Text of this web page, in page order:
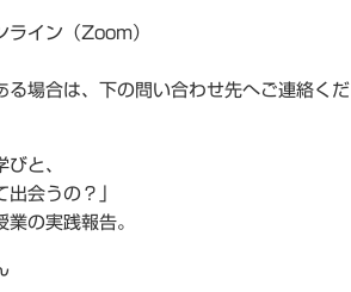
ンライン（Zoom）
場合は、下の問い合わせ先へご連絡くだ
と、
会うの？」
の実践報告。